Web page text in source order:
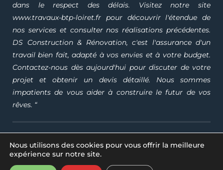
dans le respect des délais. Visitez notre site
www.travaux-btp-loiret.fr pour découvrir l'étendue de
nos services et consulter nos réalisations précédentes.
DS Construction & Rénovation, c'est l'assurance d'un
travail bien fait, adapté à vos envies et à votre budget.
Contactez-nous dès aujourd'hui pour discuter de votre
projet et obtenir un devis détaillé. Nous sommes
impatients de vous aider à construire le futur de vos
rêves. “
Développement Code Optimisé, Pole Position et Qualité
de Service par Processx www.processx.fr -
Nous utilisons des cookies pour vous offrir la meilleure
expérience sur notre site.